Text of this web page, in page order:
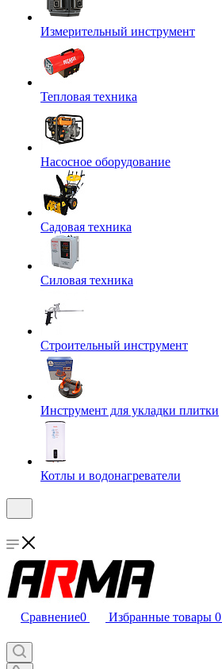
Измерительный инструмент
Тепловая техника
Насосное оборудование
Садовая техника
Силовая техника
Строительный инструмент
Инструмент для укладки плитки
Котлы и водонагреватели
Сравнение0 Избранные товары 0